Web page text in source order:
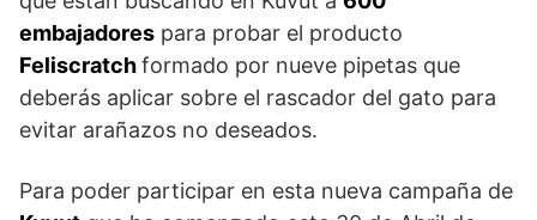
embajadores para probar el producto
Feliscratchformado por nueve pipetas que
deberás aplicar sobre el rascador del gato para
evitar arañazos no deseados.
Para poder participar en esta nueva campaña de